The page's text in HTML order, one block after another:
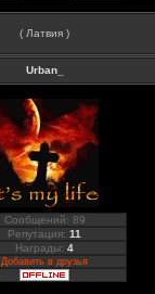
( Латвия )
Urban_
Сообщений: 89
Репутация:11
Награды:4
Добавить в друзья